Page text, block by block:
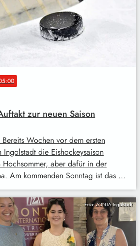
zur neuen Saison
Wochen vor dem ersten
die Eishockeysaison
aber dafür in der
Am kommenden Sonntag ist das …
Foto: ZONTA Ingolstadt